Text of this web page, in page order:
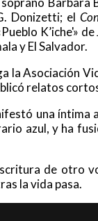
Donizetti; el
K’iche'»
y El Salvador.
la Asociación
relatos
una íntima
azul, y ha
de otro
la vida pasa.